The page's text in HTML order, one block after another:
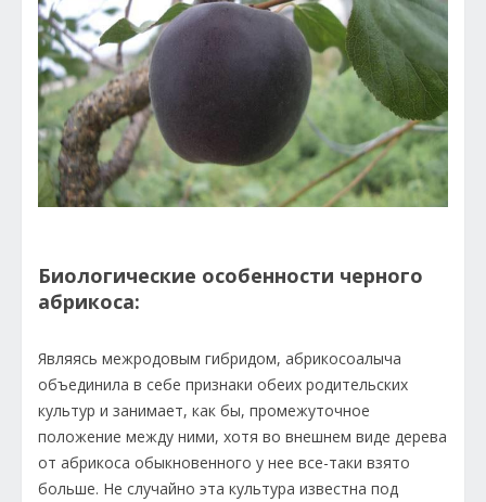
Биологические особенности черного
абрикоса:
Являясь межродовым гибридом, абрикосоалыча
объединила в себе признаки обеих родительских
культур и занимает, как бы, промежуточное
положение между ними, хотя во внешнем виде дерева
от абрикоса обыкновенного у нее все-таки взято
больше. Не случайно эта культура известна под